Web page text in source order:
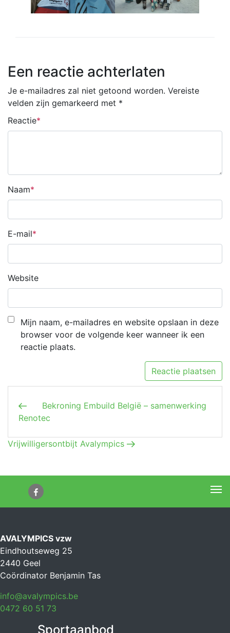
Een reactie achterlaten
Je e-mailadres zal niet getoond worden. Vereiste
velden zijn gemarkeerd met *
Reactie
Naam
E-mail
Website
Mijn naam, e-mailadres en website opslaan in deze
browser voor de volgende keer wanneer ik een
reactie plaats.
Vorig berichtBekroning Embuild België – samenwerking
Renotec
Volgend bericht
Vrijwilligersontbijt Avalympics
AVALYMPICS vzw
Eindhoutseweg 25
2440 Geel
Coördinator Benjamin Tas
info@avalympics.be
0472 60 51 73
Sportaanbod